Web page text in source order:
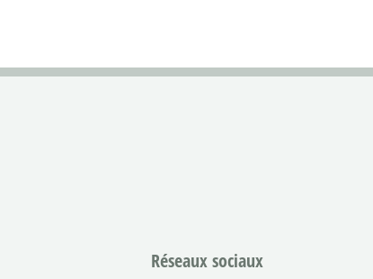
Réseaux sociaux